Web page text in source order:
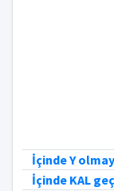
İçinde Y
İçinde KAL